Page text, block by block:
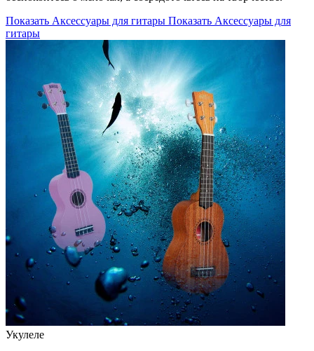
Показать Аксессуары для гитары Показать Аксессуары для
гитары
Укулеле